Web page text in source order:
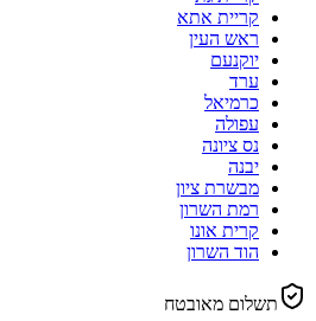
קריית אתא
ראש העין
יוקנעם
ערד
כרמיאל
עפולה
נס ציונה
יבנה
מבשרת ציון
רמת השרון
קרית אונו
הוד השרון
תשלום מאובטח